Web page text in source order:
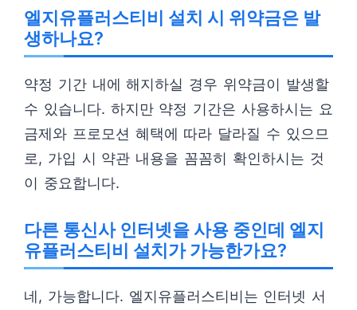
엘지유플러스티비 설치 시 위약금은 발
생하나요?
약정 기간 내에 해지하실 경우 위약금이 발생할
수 있습니다. 하지만 약정 기간은 사용하시는 요
금제와 프로모션 혜택에 따라 달라질 수 있으므
로, 가입 시 약관 내용을 꼼꼼히 확인하시는 것
이 중요합니다.
다른 통신사 인터넷을 사용 중인데 엘지
유플러스티비 설치가 가능한가요?
네, 가능합니다. 엘지유플러스티비는 인터넷 서